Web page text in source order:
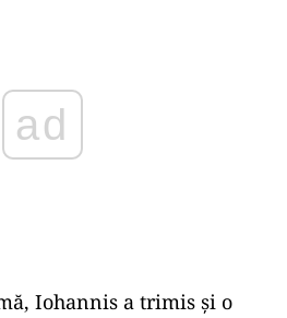
Iohannis a trimis și o